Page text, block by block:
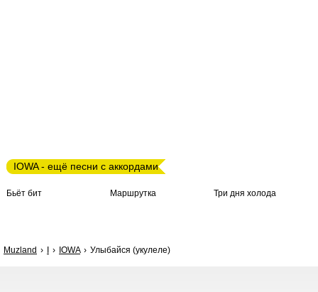
IOWA - ещё песни с аккордами
Бьёт бит Маршрутка Три дня холода
Muzland IOWA Улыбайся (укулеле)